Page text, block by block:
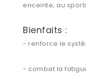
enceinte, au
Bienfaits :
- renforce le
- combat la